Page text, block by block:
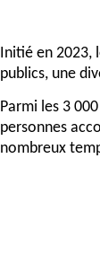
Initié en 2023,
publics, une
Parmi les 3
personnes
nombreux